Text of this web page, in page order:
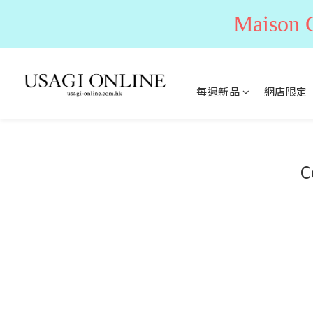
每週新品 網店限定
Maison